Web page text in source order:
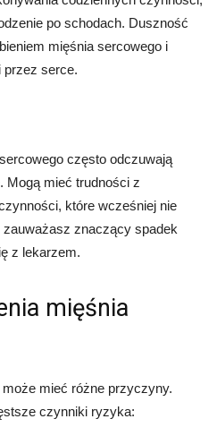
po schodach. Duszność
mięśnia sercowego i
przez serce.
często odczuwają
Mogą mieć trudności z
które wcześniej nie
zauważasz znaczący spadek
z lekarzem.
mięśnia
mieć różne przyczyny.
czynniki ryzyka: